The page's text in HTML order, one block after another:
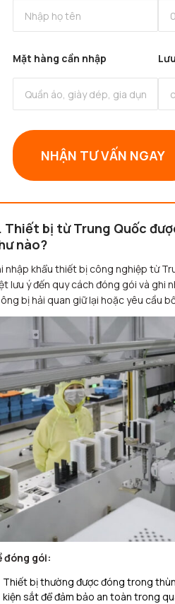
Mặt hàng cần nhập
NHẬN TƯ VẤN NGAY
Thiết bị từ Trung Quốc
nào?
nhập khẩu thiết bị công nghiệp từ
lưu ý đến quy cách đóng gói và ghi
bị hải quan giữ lại hoặc yêu cầu
đóng gói:
Thiết bị thường được đóng trong
kiện sắt để đảm bảo an toàn trong